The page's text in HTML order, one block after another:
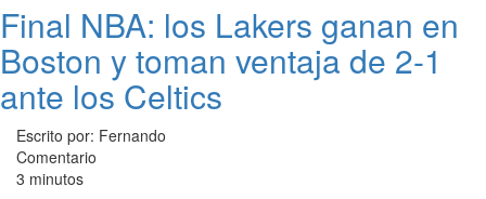
Final NBA: los Lakers ganan en
Boston y toman ventaja de 2-1
ante los Celtics
Escrito por: Fernando
Comentario
3 minutos